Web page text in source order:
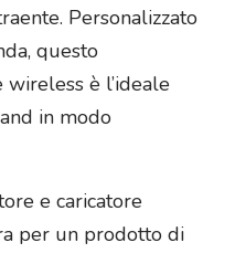
Personalizzato
questo
è l’ideale
in modo
e caricatore
per un prodotto di